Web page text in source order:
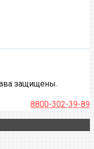
защищены.
8800-302-39-89